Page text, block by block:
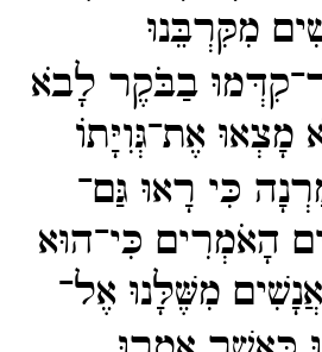
מִקִּרְבֵּנוּ
בַבֹּקֶר לָבֹא
מָצְאוּ אֶת־​גְּוִיָּתוֹ
כִּי רָאוּ גַּם־​
הָאֹמְרִים כִּי־​הוּא
מִשֶּׁלָּנוּ אֶל־​